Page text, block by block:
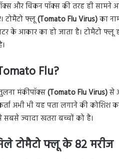
और चिकन पॉक्स की तरह ही सामने
टोमैटो फ्लू(Tomato Flu Virus)का
के आकार का हो जाता है। टोमैटो
Flu?
मंकीपॉक्स(Tomato Flu Virus)से
अभी भी यह पता लगाने की कोशिश
सबसे ज्यादा खतरा बच्चों को है।
टोमैटो फ्लू के 82 मरीज